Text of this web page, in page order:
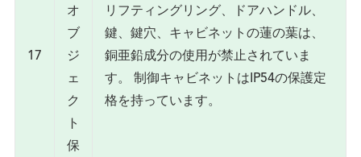
17
オ
ブ
ジ
ェ
ク
ト
保
リフティングリング、ドアハンドル、
鍵、鍵穴、キャビネットの蓮の葉は、
銅亜鉛成分の使用が禁止されていま
す。 制御キャビネットはIP54の保護定
格を持っています。